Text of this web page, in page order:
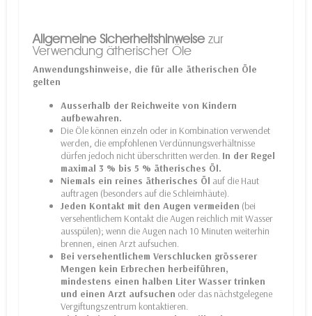
Allgemeine Sicherheitshinweise zur
Verwendung ätherischer Öle
Anwendungshinweise, die für alle ätherischen Öle
gelten
Ausserhalb der Reichweite von Kindern
aufbewahren.
Die Öle können einzeln oder in Kombination verwendet
werden, die empfohlenen Verdünnungsverhältnisse
dürfen jedoch nicht überschritten werden. In der Regel
maximal 3 % bis 5 % ätherisches Öl.
Niemals ein reines ätherisches Öl auf die Haut
auftragen (besonders auf die Schleimhäute).
Jeden Kontakt mit den Augen vermeiden (bei
versehentlichem Kontakt die Augen reichlich mit Wasser
ausspülen); wenn die Augen nach 10 Minuten weiterhin
brennen, einen Arzt aufsuchen.
Bei versehentlichem Verschlucken grösserer
Mengen kein Erbrechen herbeiführen,
mindestens einen halben Liter Wasser trinken
und einen Arzt aufsuchen oder das nächstgelegene
Vergiftungszentrum kontaktieren.